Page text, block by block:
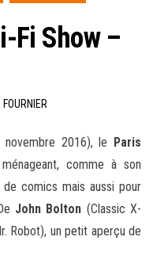
Fi Show –
2016), le Paris
comme à son
comics mais aussi pour
John Bolton (Classic X-
Robot), un petit aperçu de